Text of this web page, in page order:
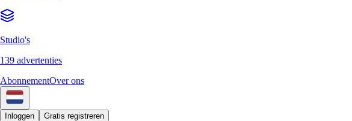
Studio's
139 advertenties
AbonnementOver ons
Inloggen Gratis registreren